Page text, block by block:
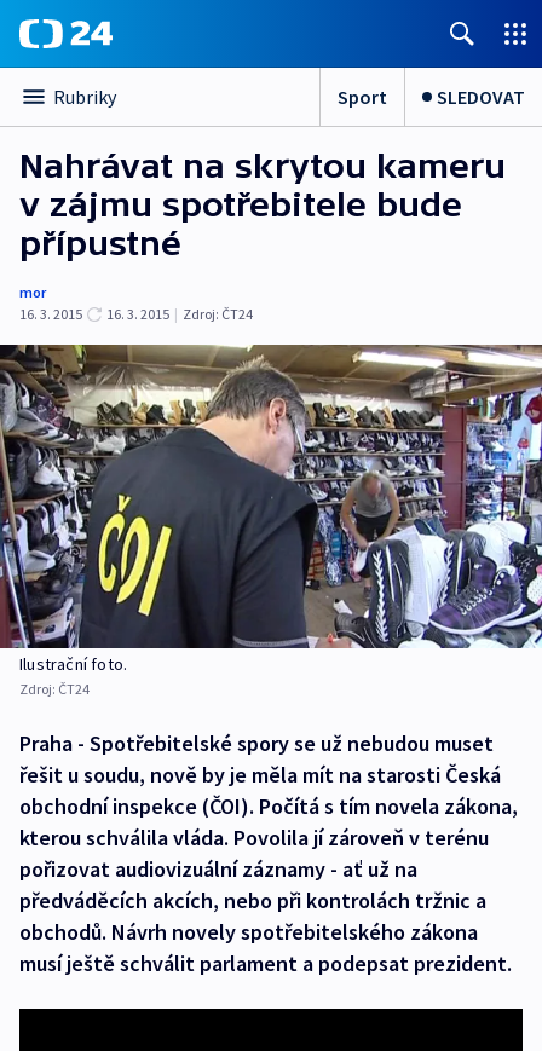
Rubriky Sport SLEDOVAT
Nahrávat na skrytou kameru
v zájmu spotřebitele bude
přípustné
mor
16. 3. 2015
16. 3. 2015 | Zdroj: ČT24
Ilustrační foto.
Zdroj: ČT24
Praha - Spotřebitelské spory se už nebudou muset
řešit u soudu, nově by je měla mít na starosti Česká
obchodní inspekce (ČOI). Počítá s tím novela zákona,
kterou schválila vláda. Povolila jí zároveň v terénu
pořizovat audiovizuální záznamy - ať už na
předváděcích akcích, nebo při kontrolách tržnic a
obchodů. Návrh novely spotřebitelského zákona
musí ještě schválit parlament a podepsat prezident.